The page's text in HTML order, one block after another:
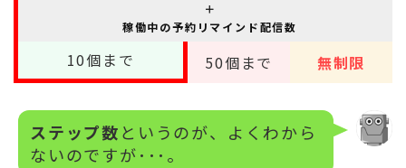
＋
稼働中の予約リマインド配信数
10個まで 50個まで 無制限
ステップ数というのが、よくわから
ないのですが･･･。